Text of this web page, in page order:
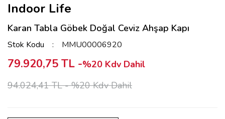
Indoor Life
Karan Tabla Göbek Doğal Ceviz Ahşap Kapı
Stok Kodu MMU00006920
79.920,75 TL -%20 Kdv Dahil
94.024,41 TL -%20 Kdv Dahil